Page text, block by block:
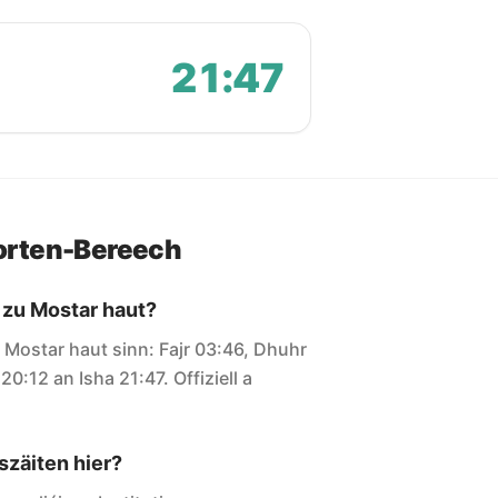
21:47
Bereech
Mostar haut?
haut sinn: Fajr 03:46, Dhuhr
an Isha 21:47. Offiziell a
hier?